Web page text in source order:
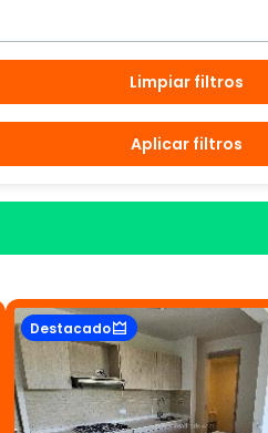
Limpiar filtros
Aplicar filtros
Destacado